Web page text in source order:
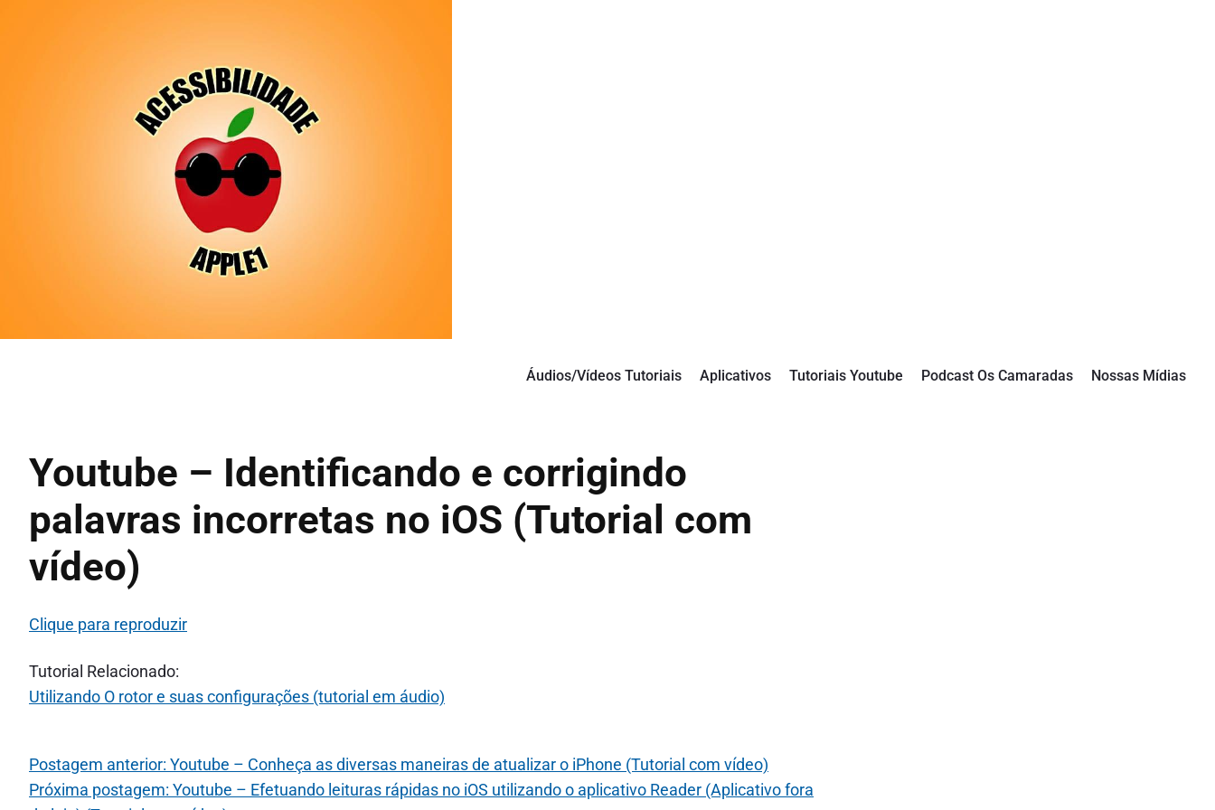
Áudios/Vídeos Tutoriais Aplicativos Tutoriais Youtube Podcast Os Camaradas Nossas Mídias
Youtube – Identificando e corrigindo
palavras incorretas no iOS (Tutorial com
vídeo)
Clique para reproduzir
Tutorial Relacionado:
Utilizando O rotor e suas configurações (tutorial em áudio)
Postagem anterior: Youtube – Conheça as diversas maneiras de atualizar o iPhone (Tutorial com vídeo)
Próxima postagem: Youtube – Efetuando leituras rápidas no iOS utilizando o aplicativo Reader (Aplicativo fora